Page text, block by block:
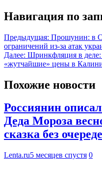
Навигация по
Предыдущая: Прошунин: в
ограничений из-за атак
Далее: Шринкфляция в деле:
«жутчайшие» цены в
Похожие новости
Россиянин
Деда Мороза
сказка без
Lenta.ru5 месяцев спустя 0